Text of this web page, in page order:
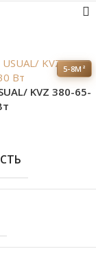
5-8М²
KVZ 380-65-